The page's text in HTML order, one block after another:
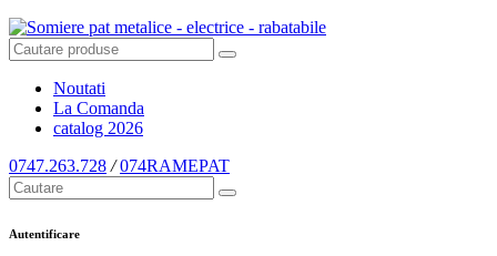
Noutati
La Comanda
catalog 2026
0747.263.728 / 074RAMEPAT
Autentificare